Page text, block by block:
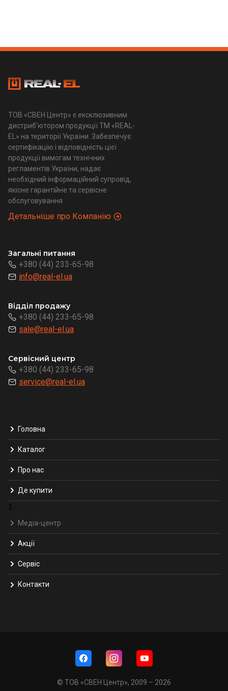
ТОВ «СВЕН Центр» є ексклюзивним
дистриб'ютором продукції ТМ «REAL-
EL» на території України. Забезпечує
сертифікацію і відповідність цієї
продукції вимогам технічних
регламентів України, надає
необхідний інформаційний супровід,
якісне гарантійне та сервісне
обслуговування
Детальніше про Компанію
Загальні питання
+380 (44) 233-65-98
info@real-el.ua
Відділ продажу
+380 (44) 233-65-98
sale@real-el.ua
Сервісний центр
+380 (44) 233-65-98
service@real-el.ua
Головна
Каталог
Про нас
Де купити
1
Медіа-центр
Акції
Сервіс
Контакти
© ТОВ «СВЕН Центр», 2009 – 2026